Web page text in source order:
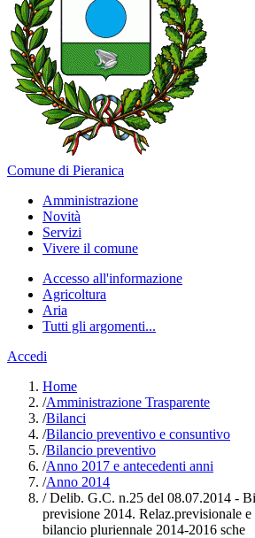
Comune di Pieranica
Amministrazione
Novità
Servizi
Vivere il comune
Accesso all'informazione
Agricoltura
Aria
Tutti gli argomenti...
Accedi
Home
/Amministrazione Trasparente
/Bilanci
/Bilancio preventivo e consuntivo
/Bilancio preventivo
/Anno 2017 e antecedenti anni
/Anno 2014
/Delib. G.C. n.25 del 08.07.2014 -
previsione 2014. Relaz.previsionale
bilancio pluriennale 2014-2016 sche